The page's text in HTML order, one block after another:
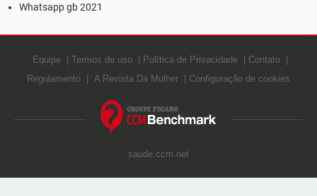
Whatsapp gb 2021
Equipe Termos de uso Política de Privacidade
Contato
Regulamento
A Revista Da Mulher Configuração de cookies
saude.ccm.net